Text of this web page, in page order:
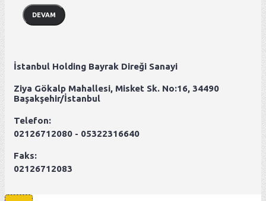
DEVAM
İstanbul Holding Bayrak Direği Sanayi
Ziya Gökalp Mahallesi, Misket Sk. No:16, 34490
Başakşehir/İstanbul
Telefon:
02126712080 - 05322316640
Faks:
02126712083